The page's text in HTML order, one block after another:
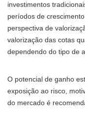
investimentos
períodos de
perspectiva de
valorização das cotas
dependendo do tipo de
O potencial de ganho
exposição ao risco,
do mercado é